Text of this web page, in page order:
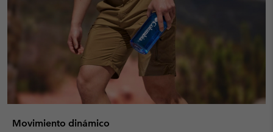
Movimiento dinámico